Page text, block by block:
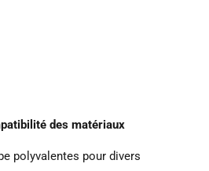
des matériaux
polyvalentes pour divers